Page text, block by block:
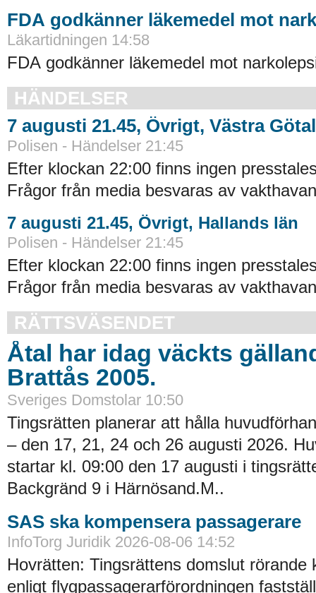
FDA godkänner läkemedel mot
Läkartidningen 14:58
FDA godkänner läkemedel mot
HÄNDELSER
7 augusti 21.45, Övrigt, Västra
Polisen - Händelser 21:45
Efter klockan 22:00 finns ingen
Frågor från media besvaras av
7 augusti 21.45, Övrigt, Hallands län
Polisen - Händelser 21:45
Efter klockan 22:00 finns ingen
Frågor från media besvaras av
RÄTTSVÄSENDET
Åtal har idag väckts
Brattås 2005.
Sveriges Domstolar 10:50
Tingsrätten planerar att hålla
– den 17, 21, 24 och 26 augusti 2026.
startar kl. 09:00 den 17 augusti i
Backgränd 9 i Härnösand.M..
SAS ska kompensera passagerare
InfoTorg Juridik 2026-08-06 14:52
Hovrätten: Tingsrättens domslut rörande
enligt flygpassagerarförordningen